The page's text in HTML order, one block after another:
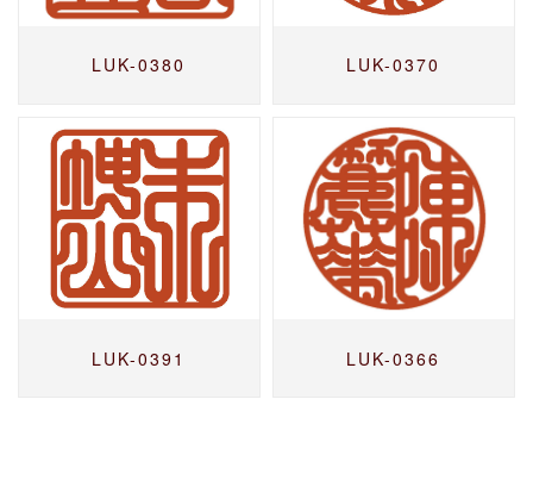
LUK-0380 LUK-0370
LUK-0391 LUK-0366